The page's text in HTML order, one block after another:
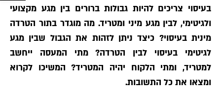
בעיסוי צריכים להיות גבולות ברורים בין מגע מקצועי
ולגיטימי, לבין מגע מיני ומטריד. מה מוגדר בתור הטרדה
מינית בעיסוי? כיצד ניתן לזהות את הגבול שבין מגע
לגיטימי בעיסוי לבין הטרדה? מתי המעסה ייחשב
למטריד, ומתי הלקוח יהיה המטריד? המשיכו לקרוא
ומצאו את כל התשובות.